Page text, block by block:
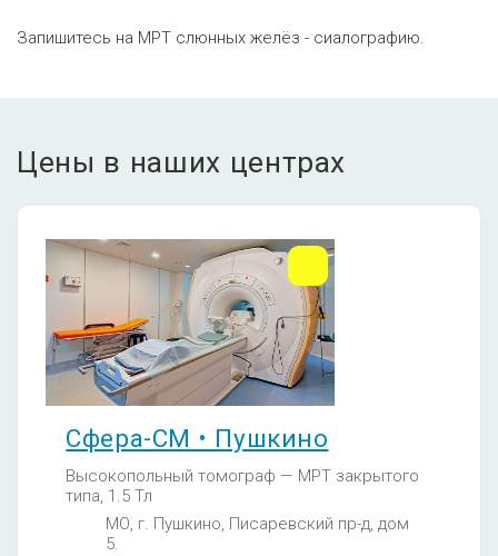
Запишитесь на МРТ слюнных желёз - сиалографию.
Цены в наших центрах
Сфера-СМ • Пушкино
Высокопольный томограф — МРТ закрытого
типа, 1.5 Тл
МО, г. Пушкино, Писаревский пр-д, дом
5.